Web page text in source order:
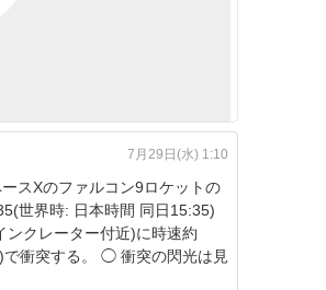
7月29日(水) 1:10
スXのファルコン9ロケットの
世界時: 日本時間 同日15:35)
ンクレーター付近)に時速約
◯ 衝突の閃光は見